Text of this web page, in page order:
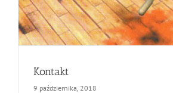
Kontakt
9 października, 2018